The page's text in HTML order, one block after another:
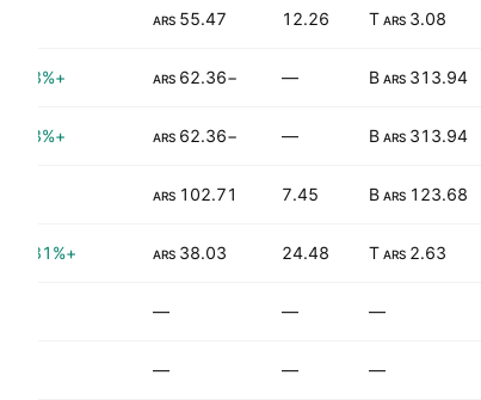
3.08 T
ARS
12.26
55.47
ARS
313.94 B
ARS
—
−62.36
ARS
+2.03%
313.94 B
ARS
—
−62.36
ARS
+2.03%
123.68 B
ARS
7.45
102.71
ARS
2.63 T
ARS
24.48
38.03
ARS
+63.81%
—
—
—
—
—
—